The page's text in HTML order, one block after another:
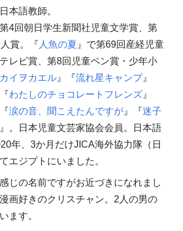
本語教師。
4回朝日学生新聞社児童文学賞、第
賞。『 人魚の夏 』で第69回産経児童
レビ賞、第8回児童ペン賞・少年小
イヲカエル』『流れ星キャンプ』
わたしのチョコレートフレンズ』
涙の音、聞こえたんですが』『迷子
』。日本児童文芸家協会会員。日本語
年、3か月だけJICA海外協力隊（日
エジプトにいました。
じの名前ですがお近づきになれまし
画好きのクリスチャン。2人の男の
ます。